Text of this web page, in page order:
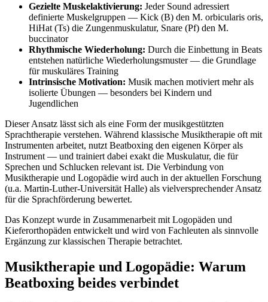
Gezielte Muskelaktivierung: Jeder Sound adressiert
definierte Muskelgruppen — Kick (B) den M. orbicularis oris,
HiHat (Ts) die Zungenmuskulatur, Snare (Pf) den M.
buccinator
Rhythmische Wiederholung: Durch die Einbettung in Beats
entstehen natürliche Wiederholungsmuster — die Grundlage
für muskuläres Training
Intrinsische Motivation: Musik machen motiviert mehr als
isolierte Übungen — besonders bei Kindern und
Jugendlichen
Dieser Ansatz lässt sich als eine Form der musikgestützten
Sprachtherapie verstehen. Während klassische Musiktherapie oft mit
Instrumenten arbeitet, nutzt Beatboxing den eigenen Körper als
Instrument — und trainiert dabei exakt die Muskulatur, die für
Sprechen und Schlucken relevant ist. Die Verbindung von
Musiktherapie und Logopädie wird auch in der aktuellen Forschung
(u.a. Martin-Luther-Universität Halle) als vielversprechender Ansatz
für die Sprachförderung bewertet.
Das Konzept wurde in Zusammenarbeit mit Logopäden und
Kieferorthopäden entwickelt und wird von Fachleuten als sinnvolle
Ergänzung zur klassischen Therapie betrachtet.
Musiktherapie und Logopädie: Warum
Beatboxing beides verbindet